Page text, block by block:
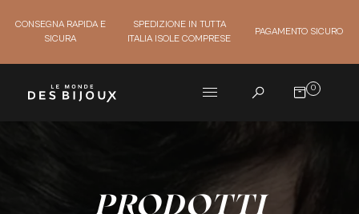
CONSEGNA RAPIDA E
SICURA
SPEDIZIONE IN TUTTA
ITALIA ISOLE COMPRESE
PAGAMENTO SICURO
0
PRODOTTI